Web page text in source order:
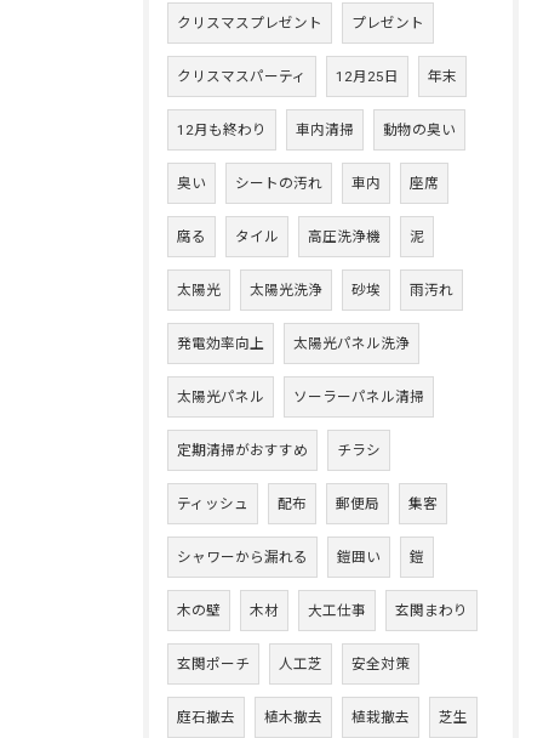
クリスマスプレゼント プレゼント
クリスマスパーティ 12月25日 年末
12月も終わり 車内清掃 動物の臭い
臭い シートの汚れ 車内 座席
腐る タイル 高圧洗浄機 泥
太陽光 太陽光洗浄 砂埃 雨汚れ
発電効率向上 太陽光パネル洗浄
太陽光パネル ソーラーパネル清掃
定期清掃がおすすめ チラシ
ティッシュ 配布 郵便局 集客
シャワーから漏れる 鎧囲い 鎧
木の壁 木材 大工仕事 玄関まわり
玄関ポーチ 人工芝 安全対策
庭石撤去 植木撤去 植栽撤去 芝生